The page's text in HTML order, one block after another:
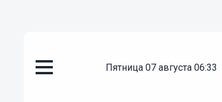
пятница 07 августа 06:33